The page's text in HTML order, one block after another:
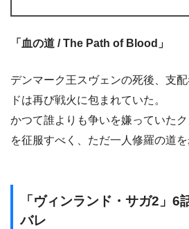
「血の道 / The Path of Blood」
デンマーク王スヴェンの死後、支
ドは再び戦火に包まれていた。
かつて誰よりも争いを嫌っていた
を征服すべく、ただ一人修羅の道を
「ヴィンランド・サガ2」6
バレ